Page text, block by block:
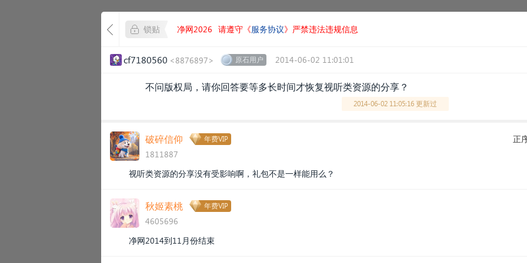
锁贴 净网2026 请遵守《服务协议》严禁违法违规信息
cf7180560 <8876897> 原石用户 2014-06-02 11:01:01
不问版权局，请你回答要等多长时间才恢复视听类资源的分享？
2014-06-02 11:05:16 更新过
破碎信仰 年费VIP
1811887
正
视听类资源的分享没有受影响啊，礼包不是一样能用么？
秋姬素桃 年费VIP
4605696
净网2014到11月份结束